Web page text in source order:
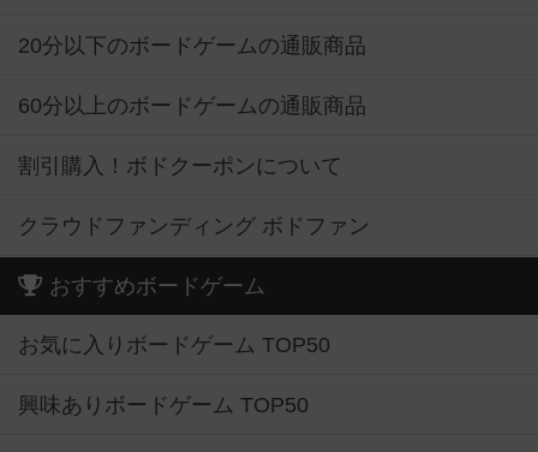
20分以下のボードゲームの通販商品
60分以上のボードゲームの通販商品
割引購入！ボドクーポンについて
クラウドファンディング ボドファン
おすすめボードゲーム
お気に入りボードゲーム TOP50
興味ありボードゲーム TOP50